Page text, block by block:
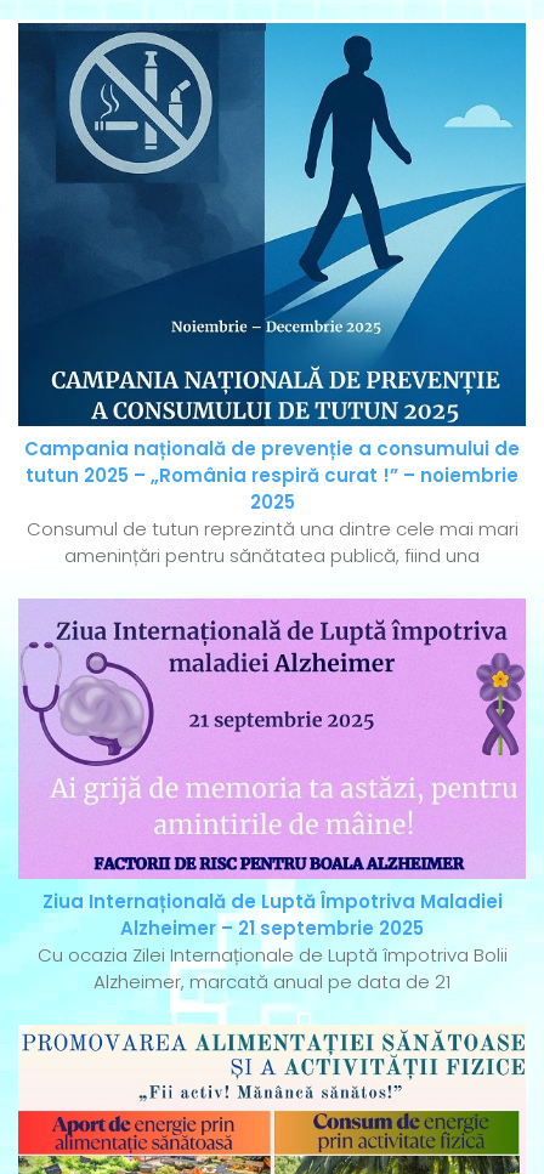
Campania națională de prevenție a consumului de
tutun 2025 – „România respiră curat !” – noiembrie
2025
Consumul de tutun reprezintă una dintre cele mai mari
amenințări pentru sănătatea publică, fiind una
Ziua Internațională de Luptă Împotriva Maladiei
Alzheimer – 21 septembrie 2025
Cu ocazia Zilei Internaționale de Luptă împotriva Bolii
Alzheimer, marcată anual pe data de 21